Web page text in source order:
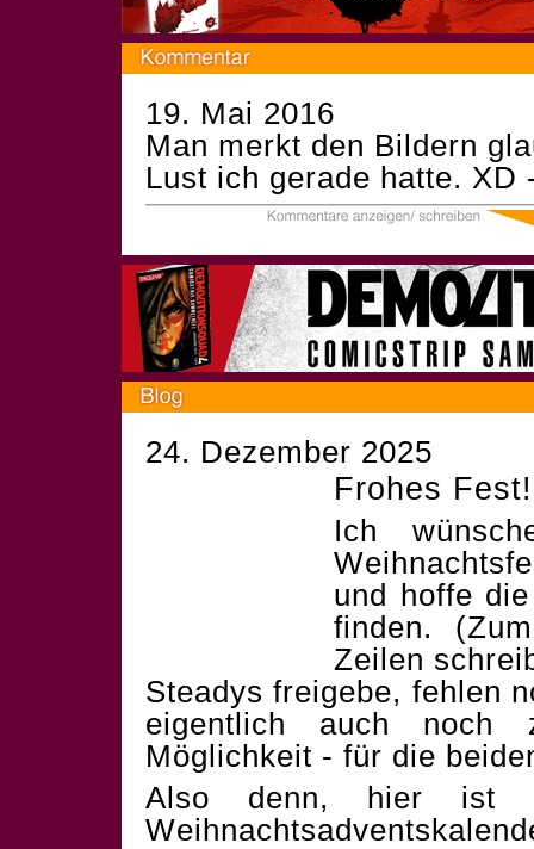
19. Mai 2016
Man merkt den Bildern
Lust ich gerade hatte.
24. Dezember 2025
Frohes Fest!
Ich
und hoffe
finden.
Zeilen
Steadys freigebe, fehlen
eigentlich auch noch
Möglichkeit - für die
Also denn, hier ist